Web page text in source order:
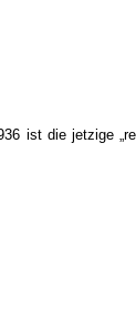
ist die jetzige